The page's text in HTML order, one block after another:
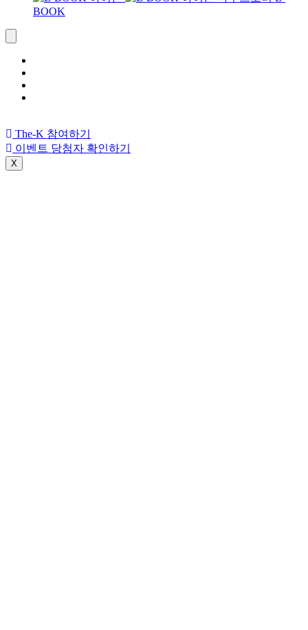
BOOK
The-K 참여하기
이벤트 당첨자 확인하기
X